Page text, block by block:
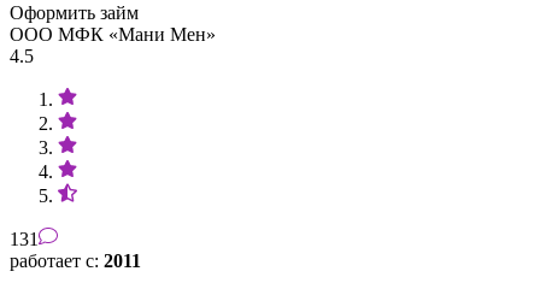
Оформить займ
ООО МФК «Мани Мен»
4.5
131
работает с: 2011